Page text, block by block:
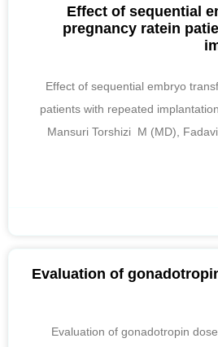
Effect of sequential
pregnancy ratein
Effect of sequential embryo
patients with repeated
Mansuri Torshizi M (MD),
Evaluation of
Evaluation of gonadotropin